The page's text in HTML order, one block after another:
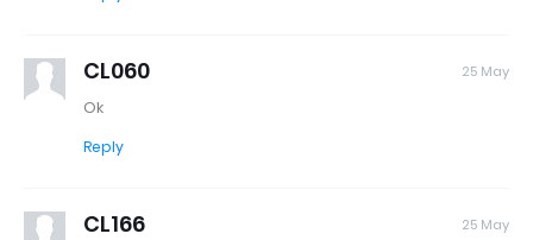
CL060 25 May
Ok
Reply
CL166 25 May